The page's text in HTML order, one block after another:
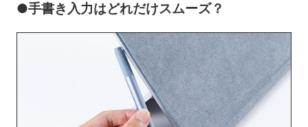
●手書き入力はどれだけスムーズ？